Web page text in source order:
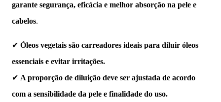
garante segurança, eficácia e melhor absorção na pele e
cabelos.
✔ Óleos vegetais são carreadores ideais para diluir óleos
essenciais e evitar irritações.
✔ A proporção de diluição deve ser ajustada de acordo
com a sensibilidade da pele e finalidade do uso.